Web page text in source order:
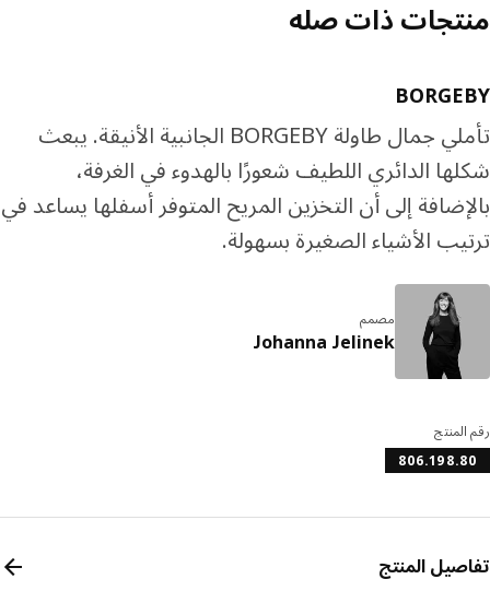
ذات صله
تأملي جمال طاولة BORGEBY الجانبية الأنيقة. يبعث
الدائري اللطيف شعورًا بالهدوء في الغرفة،
إلى أن التخزين المريح المتوفر أسفلها يساعد في
الأشياء الصغيرة بسهولة.
مصمم
Johanna Jelinek
المنتج